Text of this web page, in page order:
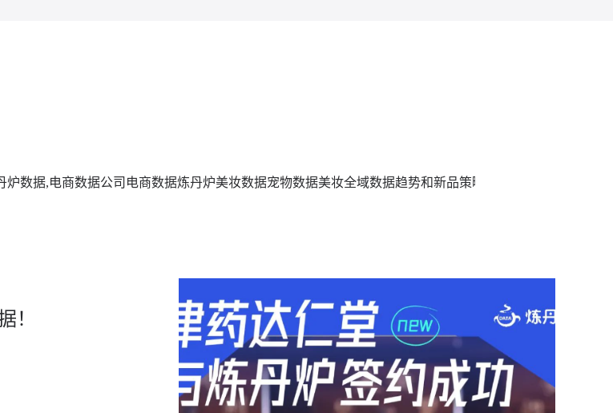
炉数据,电商数据公司 电商数据炼丹炉美妆数据宠物数据美妆全域数据趋势和新品策略
！